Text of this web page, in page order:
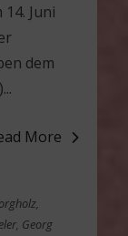
Juni
dem
More
,
, Georg